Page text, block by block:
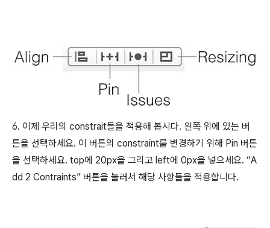
6. 이제 우리의 constrait들을 적용해 봅시다. 왼쪽 위에 있는 버
튼을 선택하세요. 이 버튼의 constraint를 변경하기 위해 Pin 버튼
을 선택하세요. top에 20px을 그리고 left에 0px을 넣으세요. “A
dd 2 Contraints” 버튼을 눌러서 해당 사항들을 적용합니다.